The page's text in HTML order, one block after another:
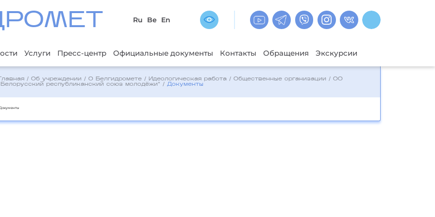
Ru Be En
Услуги Пресс-центр Официальные документы Контакты Обращения Экскурсии
/Об учреждении /О Белгидромете / Идеологическая работа /Общественные организации /ОО
республиканский союз молодёжи" /Документы